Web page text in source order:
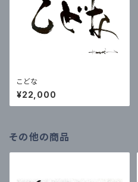
こどな
¥22,000
その他の商品